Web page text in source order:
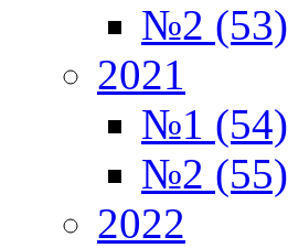
№2 (53)
2021
№1 (54)
№2 (55)
2022